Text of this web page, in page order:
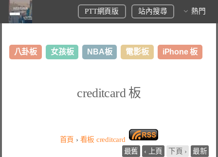
PTT網頁版 站內搜尋 熱門
八卦板 女孩板 NBA板 電影板 iPhone 板
creditcard 板
首頁 › 看板 creditcard
最舊
‹ 上頁 下頁 ›
最新